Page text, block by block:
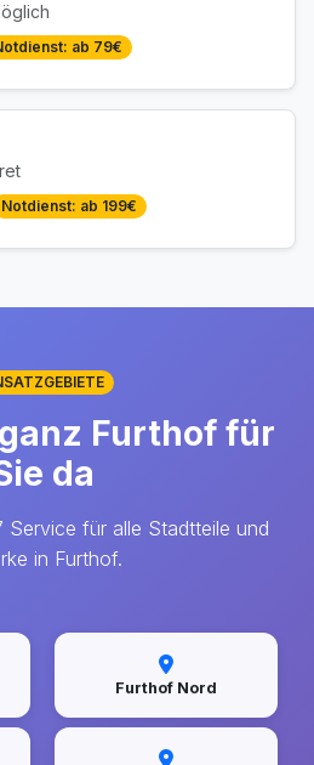
ab 79€
Notdienst: ab 199€
Furthof für
da
Service für alle Stadtteile und
in Furthof.
Furthof Nord